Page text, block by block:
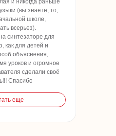
и никогда раньше
(вы знаете, то,
школе,
всерьез).
синтезаторе для
как для детей и
объяснения,
уроков и огромное
сделали своё
Спасибо
еще